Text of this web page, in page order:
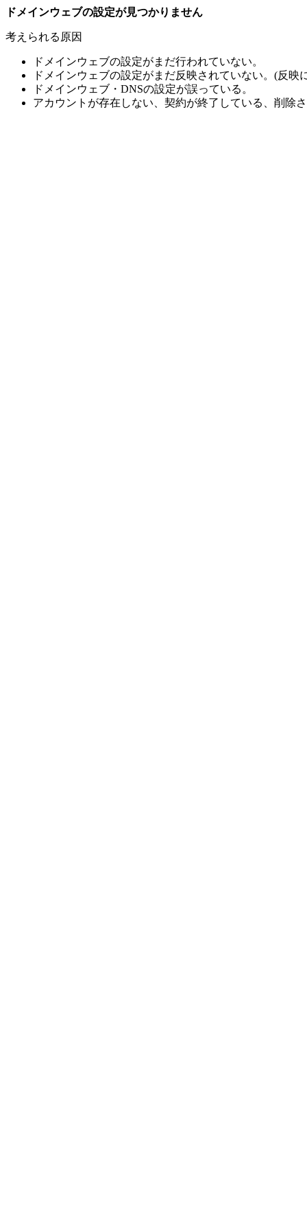
ドメインウェブの設定が見つかりません
考えられる原因
ドメインウェブの設定がまだ行われていない。
ドメインウェブの設定がまだ反映されていない。(反
ドメインウェブ・DNSの設定が誤っている。
アカウントが存在しない、契約が終了している、削除